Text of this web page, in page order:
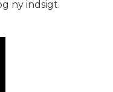
ny indsigt.